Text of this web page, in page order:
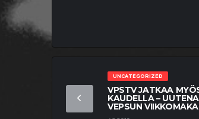
UNCATEGORIZED
VPSTV JATKAA
KAUDELLA –
VEPSUN